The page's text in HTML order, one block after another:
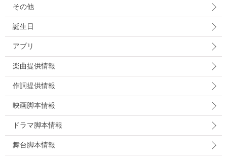
その他
誕生日
アプリ
楽曲提供情報
作詞提供情報
映画脚本情報
ドラマ脚本情報
舞台脚本情報